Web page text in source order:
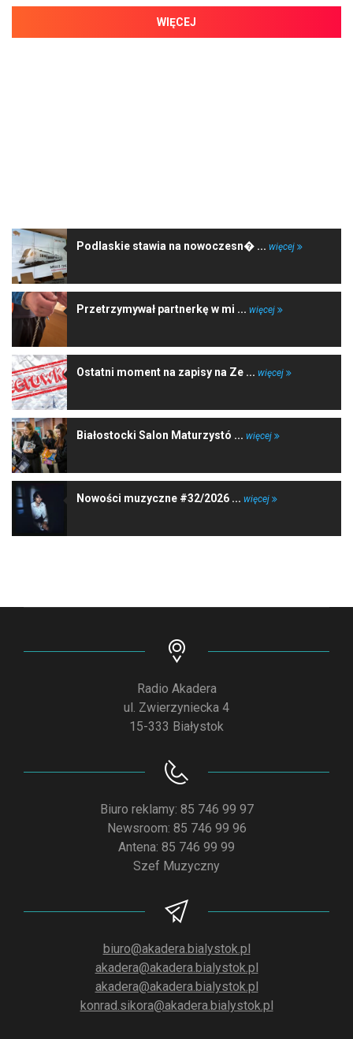
WIĘCEJ
Podlaskie stawia na nowoczesn� ... więcej
Przetrzymywał partnerkę w mi ... więcej
Ostatni moment na zapisy na Ze ... więcej
Białostocki Salon Maturzystó ... więcej
Nowości muzyczne #32/2026 ... więcej
Radio Akadera
ul. Zwierzyniecka 4
15-333 Białystok
Biuro reklamy: 85 746 99 97
Newsroom: 85 746 99 96
Antena: 85 746 99 99
Szef Muzyczny
biuro@akadera.bialystok.pl
akadera@akadera.bialystok.pl
akadera@akadera.bialystok.pl
konrad.sikora@akadera.bialystok.pl